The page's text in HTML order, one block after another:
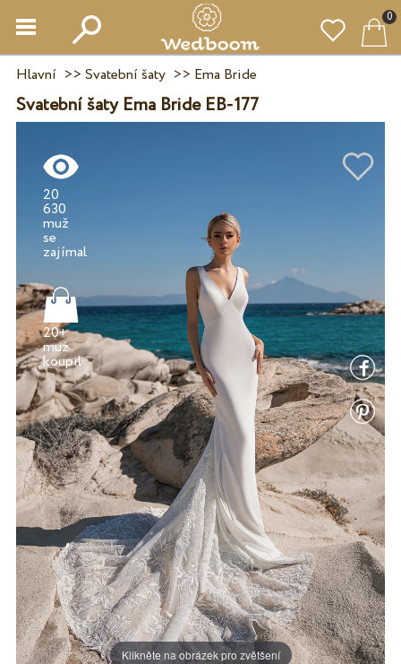
0
Hlavní >> Svatební šaty>> Ema Bride
Svatební šaty Ema Bride EB-177
Klikněte na obrázek pro zvětšení
20
630
muž
se
20+
muž
koupil